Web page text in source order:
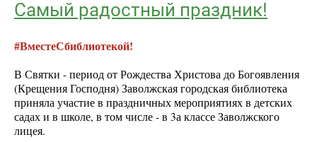
Самый радостный праздник!
#ВместеСбиблиотекой!
В Святки - период от Рождества Христова до Богоявления
(Крещения Господня) Заволжская городская библиотека
приняла участие в праздничных мероприятиях в детских
садах и в школе, в том числе - в 3а классе Заволжского
лицея.